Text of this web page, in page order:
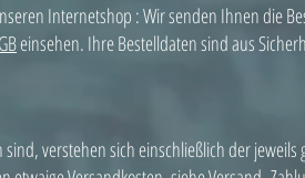
Internetshop : Wir senden Ihnen die
einsehen. Ihre Bestelldaten sind aus
verstehen sich einschließlich der